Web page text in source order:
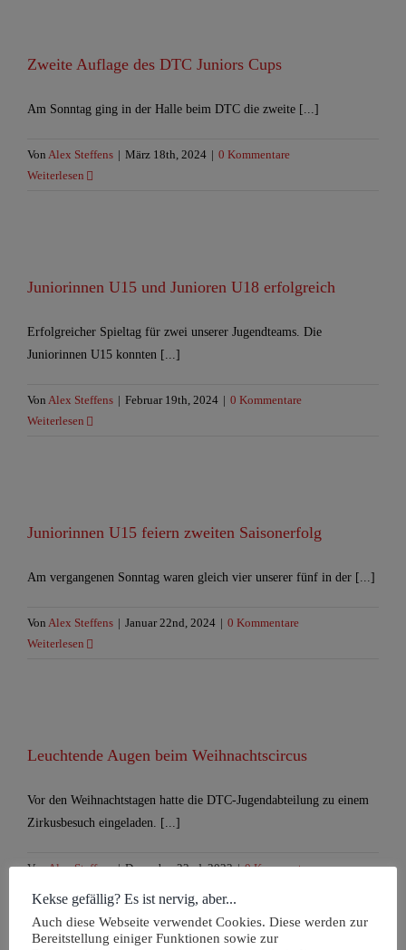
Zweite Auflage des DTC Juniors Cups
Am Sonntag ging in der Halle beim DTC die zweite [...]
Von Alex Steffens | März 18th, 2024 | 0 Kommentare
Weiterlesen
Juniorinnen U15 und Junioren U18 erfolgreich
Erfolgreicher Spieltag für zwei unserer Jugendteams. Die
Juniorinnen U15 konnten [...]
Von Alex Steffens | Februar 19th, 2024 | 0 Kommentare
Weiterlesen
Juniorinnen U15 feiern zweiten Saisonerfolg
Am vergangenen Sonntag waren gleich vier unserer fünf in der [...]
Von Alex Steffens | Januar 22nd, 2024 | 0 Kommentare
Weiterlesen
Leuchtende Augen beim Weihnachtscircus
Vor den Weihnachtstagen hatte die DTC-Jugendabteilung zu einem
Zirkusbesuch eingeladen. [...]
VonAlex Steffens | Dezember 22nd, 2023 | 0 Kommentare
Kekse gefällig? Es ist nervig, aber...
Auch diese Webseite verwendet Cookies. Diese werden zur
Bereitstellung einiger Funktionen sowie zur